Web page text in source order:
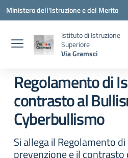
Vai ai contenuti
Vai al menu di navigazione
Vai al footer
Ministero dell'Istruzione e del Merito
Istituto di Istruzione
Superiore
Via Gramsci
Regolamento di
contrasto al
Cyberbullismo
Si allega il Regolamento
prevenzione e il